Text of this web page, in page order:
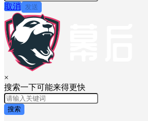
取消 发送
×
搜索一下可能来得更快
搜索